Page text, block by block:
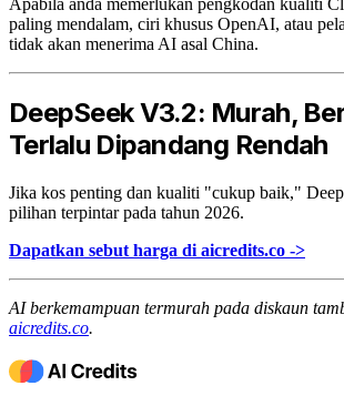
Apabila anda memerlukan pengkodan kualiti
paling mendalam, ciri khusus OpenAI, atau
tidak akan menerima AI asal China.
DeepSeek V3.2: Murah,
Terlalu Dipandang Rendah
Jika kos penting dan kualiti "cukup baik,"
pilihan terpintar pada tahun 2026.
Dapatkan sebut harga di aicredits.co ->
AI berkemampuan termurah pada diskaun
aicredits.co.